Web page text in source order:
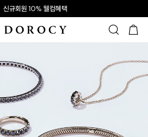
신규회원 10% 웰컴혜택